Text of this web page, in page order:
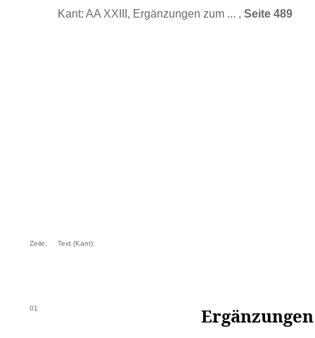
Kant: AA XXIII, Ergänzungen zum ... , Seite 489
Zeile: Text (Kant):
01 Ergänzungen